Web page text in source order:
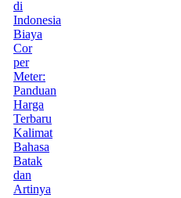
di
Indonesia
Biaya
Cor
per
Meter:
Panduan
Harga
Terbaru
Kalimat
Bahasa
Batak
dan
Artinya